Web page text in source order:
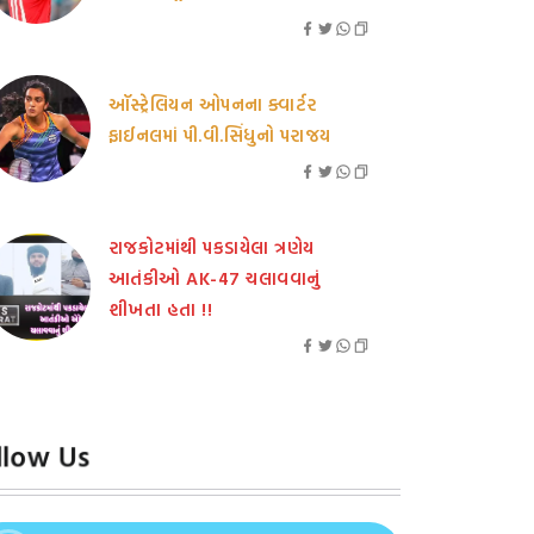
ઑસ્ટ્રેલિયન ઓપનના ક્વાર્ટર
ફાઈનલમાં પી.વી.સિંધુનો પરાજય
રાજકોટમાંથી પકડાયેલા ત્રણેય
આતંકીઓ AK-47 ચલાવવાનું
શીખતા હતા !!
Us